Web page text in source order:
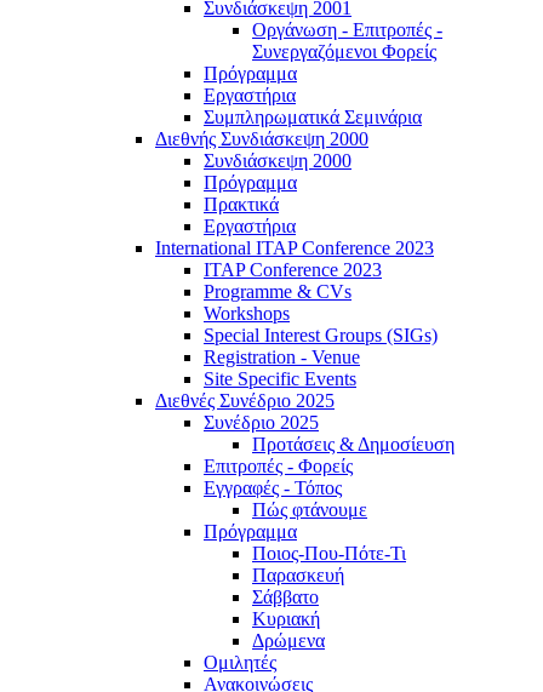
Συνδιάσκεψη 2001
Οργάνωση - Επιτροπές -
Συνεργαζόμενοι Φορείς
Πρόγραμμα
Εργαστήρια
Συμπληρωματικά Σεμινάρια
Διεθνής Συνδιάσκεψη 2000
Συνδιάσκεψη 2000
Πρόγραμμα
Πρακτικά
Εργαστήρια
International ITAP Conference 2023
ITAP Conference 2023
Programme & CVs
Workshops
Special Interest Groups (SIGs)
Registration - Venue
Site Specific Events
Διεθνές Συνέδριο 2025
Συνέδριο 2025
Προτάσεις & Δημοσίευση
Επιτροπές - Φορείς
Εγγραφές - Τόπος
Πώς φτάνουμε
Πρόγραμμα
Ποιος-Που-Πότε-Τι
Παρασκευή
Σάββατο
Κυριακή
Δρώμενα
Ομιλητές
Ανακοινώσεις